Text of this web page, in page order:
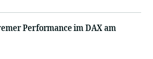
Performance im DAX am